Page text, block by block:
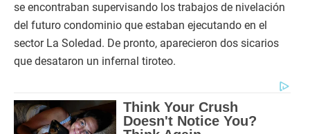
se encontraban supervisando los trabajos de nivelación
del futuro condominio que estaban ejecutando en el
sector La Soledad. De pronto, aparecieron dos sicarios
que desataron un infernal tiroteo.